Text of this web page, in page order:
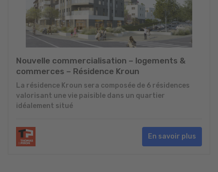
Nouvelle commercialisation – logements &
commerces – Résidence Kroun
La résidence Kroun sera composée de 6 résidences
valorisant une vie paisible dans un quartier
idéalement situé
En savoir plus